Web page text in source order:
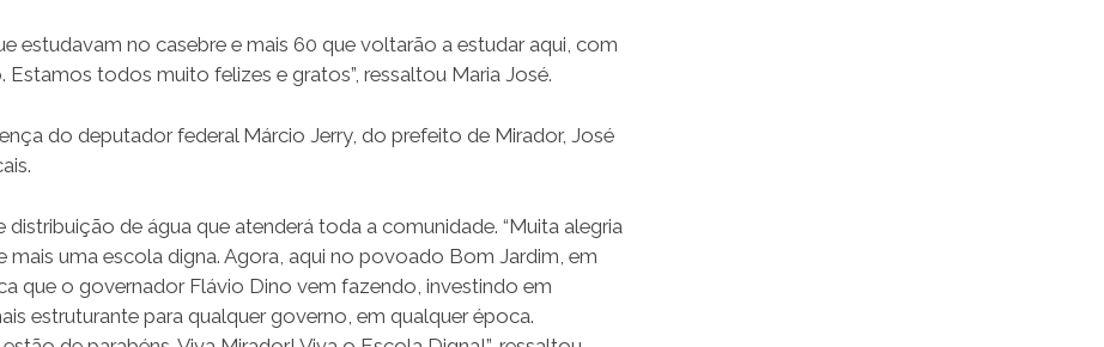
estudavam no casebre e mais 60 que voltarão a estudar aqui, com
todos muito felizes e gratos”, ressaltou Maria José.
do deputador federal Márcio Jerry, do prefeito de Mirador, José
de água que atenderá toda a comunidade. “Muita alegria
mais uma escola digna. Agora, aqui no povoado Bom Jardim, em
que o governador Flávio Dino vem fazendo, investindo em
estruturante para qualquer governo, em qualquer época.